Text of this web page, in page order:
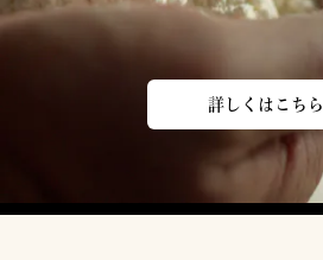
詳しくはこちら